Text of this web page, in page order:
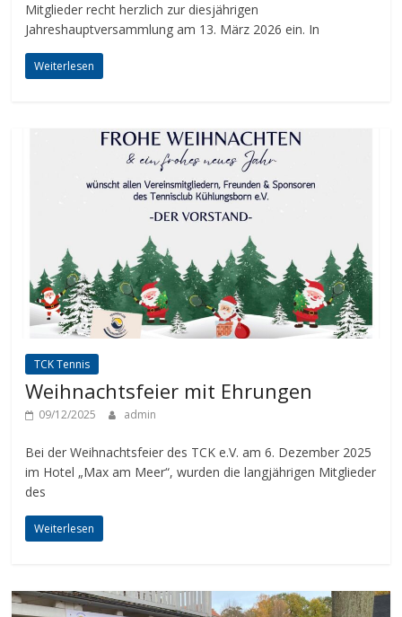
Mitglieder recht herzlich zur diesjährigen
Jahreshauptversammlung am 13. März 2026 ein. In
Weiterlesen
TCK Tennis
Weihnachtsfeier mit Ehrungen
09/12/2025 admin
Bei der Weihnachtsfeier des TCK e.V. am 6. Dezember 2025
im Hotel „Max am Meer“, wurden die langjährigen Mitglieder
des
Weiterlesen